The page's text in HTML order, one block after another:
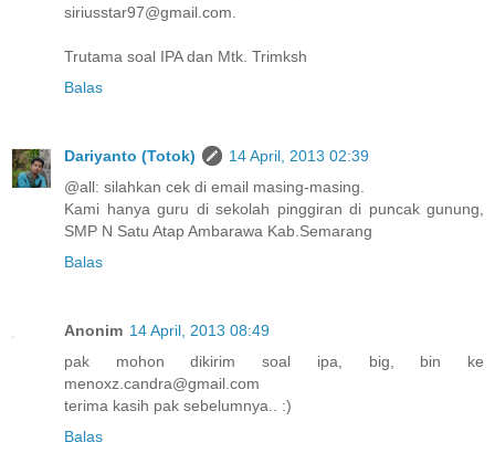
siriusstar97@gmail.com.
Trutama soal IPA dan Mtk. Trimksh
Balas
Dariyanto (Totok)
14 April, 2013 02:39
@all: silahkan cek di email masing-masing.
Kami hanya guru di sekolah pinggiran di puncak gunung,
SMP N Satu Atap Ambarawa Kab.Semarang
Balas
Anonim 14 April, 2013 08:49
pak mohon dikirim soal ipa, big, bin ke
menoxz.candra@gmail.com
terima kasih pak sebelumnya.. :)
Balas